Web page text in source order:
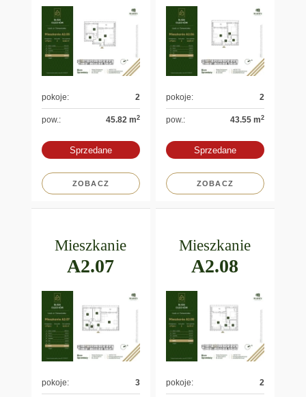
pokoje: 2
pow.: 45.82 m2
Sprzedane
ZOBACZ
pokoje: 2
pow.: 43.55 m2
Sprzedane
ZOBACZ
Mieszkanie
A2.07
pokoje: 3
Mieszkanie
A2.08
pokoje: 2